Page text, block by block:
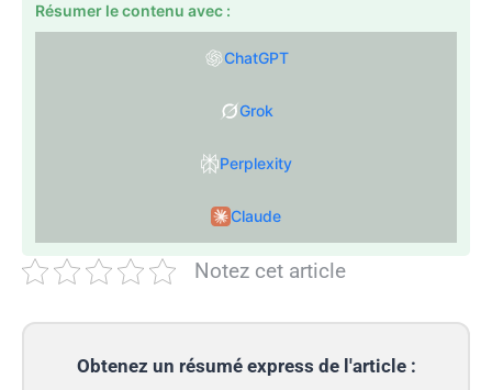
Résumer le contenu avec :
ChatGPT
Grok
Perplexity
Claude
Notez cet article
Obtenez un résumé express de l'article :